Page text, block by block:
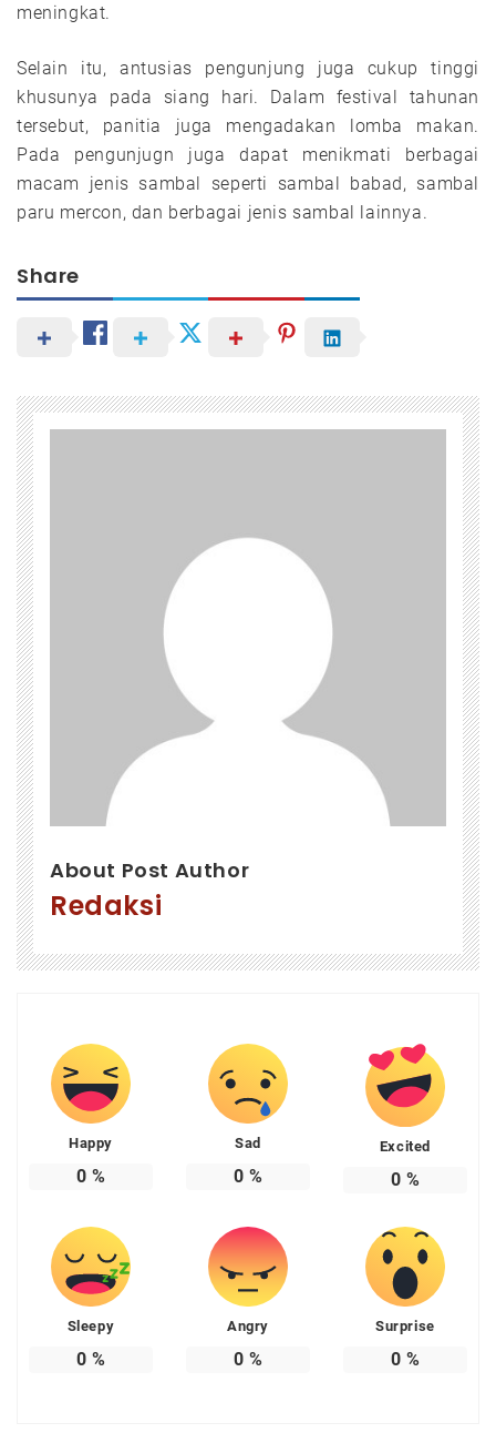
meningkat.
Selain itu, antusias pengunjung juga cukup tinggi
khusunya pada siang hari. Dalam festival tahunan
tersebut, panitia juga mengadakan lomba makan.
Pada pengunjugn juga dapat menikmati berbagai
macam jenis sambal seperti sambal babad, sambal
paru mercon, dan berbagai jenis sambal lainnya.
Share
About Post Author
Redaksi
Happy
0 %
Sad
0 %
Excited
0 %
Sleepy
0 %
Angry
0 %
Surprise
0 %